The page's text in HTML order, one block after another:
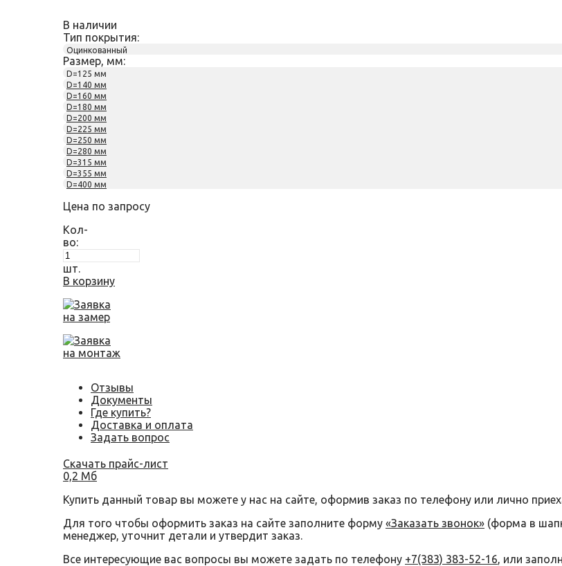
В наличии
Тип покрытия:
Оцинкованный
Размер, мм:
D=125 мм
D=140 мм
D=160 мм
D=180 мм
D=200 мм
D=225 мм
D=250 мм
D=280 мм
D=315 мм
D=355 мм
D=400 мм
Цена по запросу
Кол-
во:
шт.
В корзину
Заявка
на замер
Заявка
на монтаж
Отзывы
Документы
Где купить?
Доставка и оплата
Задать вопрос
Скачать прайс-лист
0,2 Мб
Купить данный товар вы можете у нас на сайте, оформив заказ по телефону или лично
Для того чтобы оформить заказ на сайте заполните форму «Заказать звонок» (форма в
менеджер, уточнит детали и утвердит заказ.
Все интересующие вас вопросы вы можете задать по телефону +7(383) 383-52-16, или